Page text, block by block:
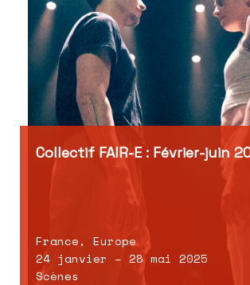
Collectif FAIR-E : Février-juin
France, Europe
24 janvier – 28 mai 2025
Scènes